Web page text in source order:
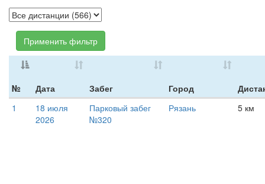
Применить фильтр
№ Дата Забег Город
1
18 июля
2026
Парковый забег
№320
Рязань 5 км